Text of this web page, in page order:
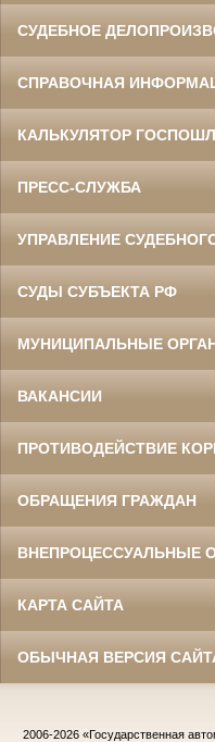
СУДЕБНОЕ
СПРАВОЧНАЯ
КАЛЬКУЛЯТОР
ПРЕСС-СЛУЖБА
УПРАВЛЕНИЕ
СУДЫ СУБЪЕКТА РФ
МУНИЦИПАЛЬНЫЕ
ВАКАНСИИ
ПРОТИВОДЕЙСТВИЕ
ОБРАЩЕНИЯ ГРАЖДАН
ВНЕПРОЦЕССУАЛЬНЫЕ
КАРТА САЙТА
ОБЫЧНАЯ ВЕРСИЯ
2006-2026 «Государственная